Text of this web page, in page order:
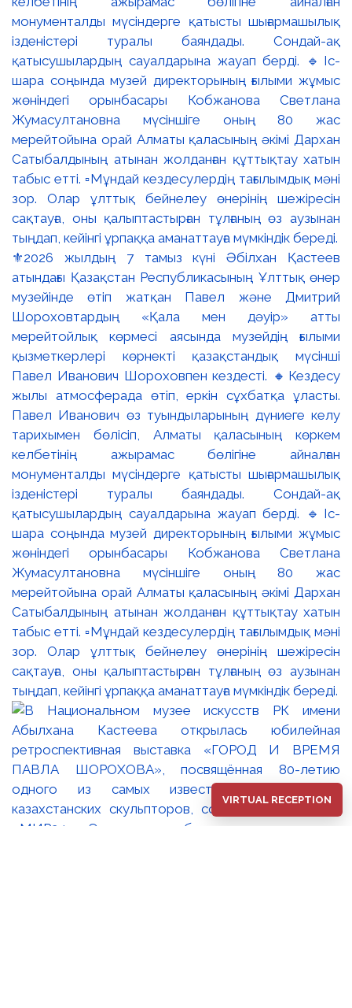
⚜️2026 жылдың 7 тамыз күні Әбілхан Қастеев
атындағы Қазақстан Республикасының Ұлттық өнер
музейінде өтіп жатқан Павел және Дмитрий
Шороховтардың «Қала мен дәуір» атты
мерейтойлық көрмесі аясында музейдің ғылыми
қызметкерлері көрнекті қазақстандық мүсінші
Павел Иванович Шороховпен кездесті. 🔸Кездесу
жылы атмосферада өтіп, еркін сұхбатқа ұласты.
Павел Иванович өз туындыларының дүниеге келу
тарихымен бөлісіп, Алматы қаласының көркем
келбетінің ажырамас бөлігіне айналған
монументалды мүсіндерге қатысты шығармашылық
ізденістері туралы баяндады. Сондай-ақ
қатысушылардың сауалдарына жауап берді. 🔹Іс-
шара соңында музей директорының ғылыми жұмыс
жөніндегі орынбасары Кобжанова Светлана
Жумасултановна мүсіншіге оның 80 жас
мерейтойына орай Алматы қаласының әкімі Дархан
Сатыбалдының атынан жолданған құттықтау хатын
табыс етті. ▫️Мұндай кездесулердің тағылымдық мәні
зор. Олар ұлттық бейнелеу өнерінің шежіресін
сақтауға, оны қалыптастырған тұлғаның өз аузынан
тыңдап, кейінгі ұрпаққа аманаттауға мүмкіндік береді.
VIRTUAL RECEPTION